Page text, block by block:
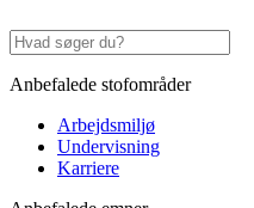
Anbefalede stofområder
Arbejdsmiljø
Undervisning
Karriere